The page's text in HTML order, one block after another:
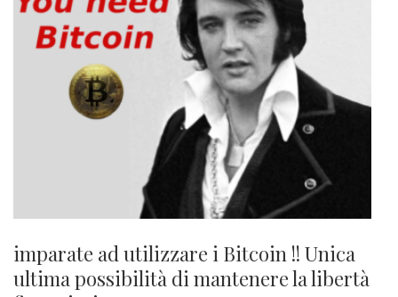
imparate ad utilizzare i Bitcoin !! Unica
ultima possibilità di mantenere la libertà